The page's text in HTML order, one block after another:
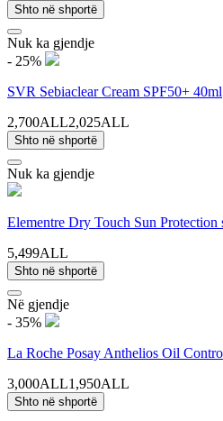
Shto në shportë
Nuk ka gjendje
- 25%
SVR Sebiaclear Cream SPF50+ 40ml
2,700ALL2,025ALL
Shto në shportë
Nuk ka gjendje
Elementre Dry Touch Sun Protection
5,499ALL
Shto në shportë
Në gjendje
- 35%
La Roche Posay Anthelios Oil
3,000ALL1,950ALL
Shto në shportë